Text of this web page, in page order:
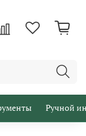
Ручной